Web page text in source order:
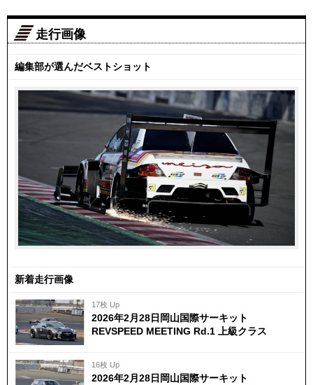
走行画像
編集部が選んだベストショット
新着走行画像
17枚 Up
2026年2月28日岡山国際サーキット
REVSPEED MEETING Rd.1 上級クラス
16枚 Up
2026年2月28日岡山国際サーキット